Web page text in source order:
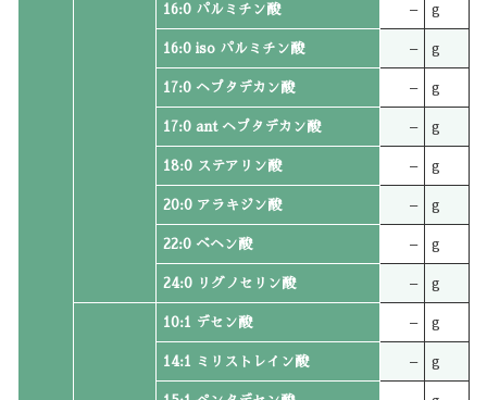
16:0 パルミチン酸 – g
16:0 iso パルミチン酸 – g
17:0 ヘプタデカン酸 – g
17:0 ant ヘプタデカン酸 – g
18:0 ステアリン酸 – g
20:0 アラキジン酸 – g
22:0 ベヘン酸 – g
24:0 リグノセリン酸 – g
10:1 デセン酸 – g
14:1 ミリストレイン酸 – g